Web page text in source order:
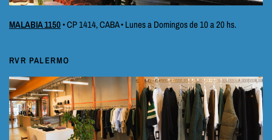
MALABIA 1150• CP 1414, CABA • Lunes a Domingos de 10 a 20 hs.
RVR PALERMO